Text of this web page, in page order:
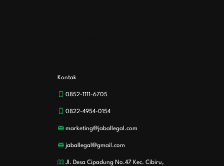
Kontak
0852-1111-6705
0822-4954-0154
marketing@jaballegal.com
jaballegal@gmail.com
Jl. Desa Cipadung No.47 Kec. Cibiru,